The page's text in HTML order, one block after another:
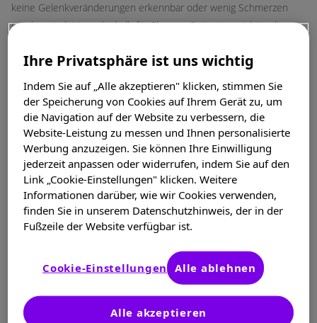
keine Gelenkveränderungen erkennbar oder wenig Schmerzen
spürbar sind, ist es deshalb für Rheuma-Patienten wichtig, die
bewahren.
Für einen schonenden Umgang mit den Gelenken und zur
Erleichterung alltäglicher Handgriffe gibt es viele Hilfsmittel im
Alltag von Rheuma-Patienten.
Hilfsmittel in Küche, Haushalt und Alltag
Hilfsmittel beim An- und Ausziehen und im Bad
Flache Schuhe, Rollwagen und Rollkoffer entlasten
Ihre Privatsphäre ist uns wichtig
Indem Sie auf „Alle akzeptieren" klicken, stimmen Sie
der Speicherung von Cookies auf Ihrem Gerät zu, um
die Navigation auf der Website zu verbessern, die
Website-Leistung zu messen und Ihnen personalisierte
Werbung anzuzeigen. Sie können Ihre Einwilligung
jederzeit anpassen oder widerrufen, indem Sie auf den
Link „Cookie-Einstellungen" klicken. Weitere
Informationen darüber, wie wir Cookies verwenden,
finden Sie in unserem Datenschutzhinweis, der in der
Fußzeile der Website verfügbar ist.
Cookie-Einstellungen
Alle akzeptieren
Alle ablehnen